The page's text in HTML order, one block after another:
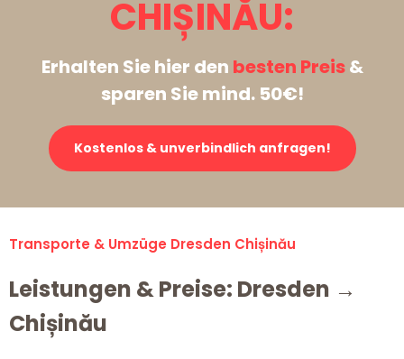
CHIȘINĂU:
Erhalten Sie hier den besten Preis&
sparen Sie mind. 50€!
Kostenlos & unverbindlich anfragen!
Transporte & Umzüge Dresden Chișinău
Leistungen & Preise: Dresden →
Chișinău